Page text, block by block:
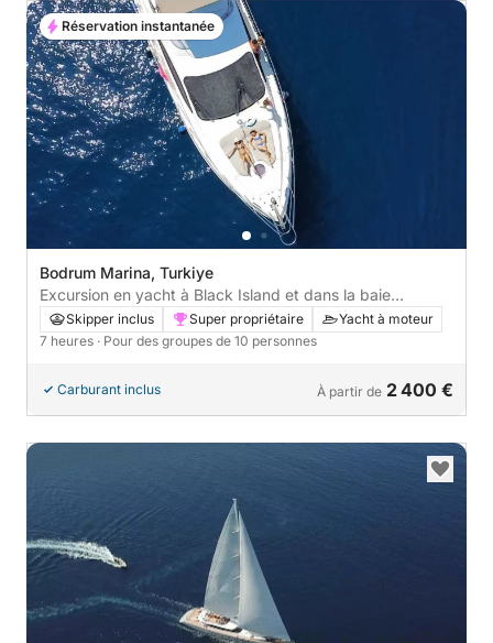
Bodrum Marina, Turkiye
Excursion en yacht à Black Island et dans la baie
d'Akvaryu
Skipper inclus Super propriétaire
Yacht à moteur
7 heures · Pour des groupes de 10 personnes
Carburant inclus À partir de 2 400 €
Réservation instantanée